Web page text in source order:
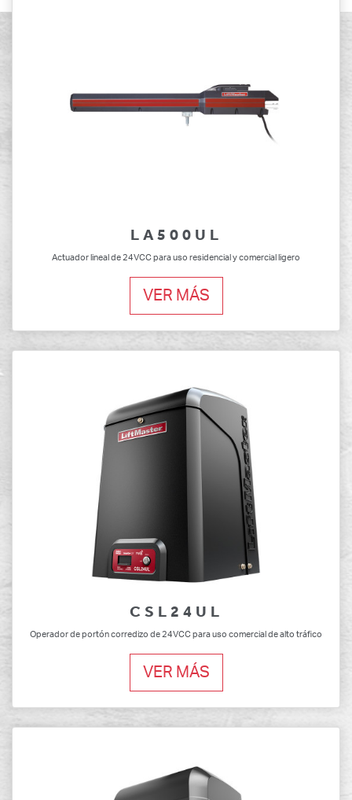
LA500UL
Actuador lineal de 24VCC para uso residencial y comercial ligero
VER MÁS
CSL24UL
Operador de portón corredizo de 24VCC para uso comercial de alto tráfico
VER MÁS